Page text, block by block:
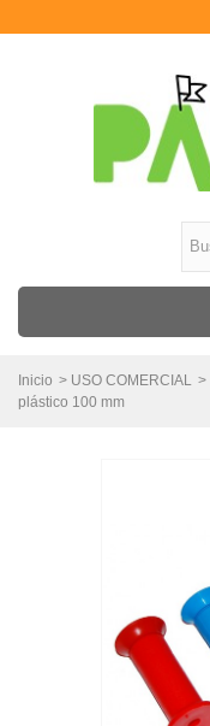
Inicio > USO COMERCIAL >
plástico 100 mm